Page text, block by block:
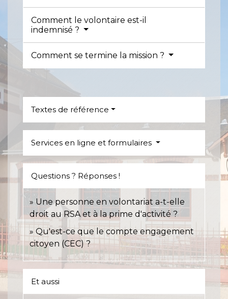
Comment le volontaire est-il
indemnisé ?
Comment se termine la mission ?
Textes de référence
Services en ligne et formulaires
Questions ? Réponses !
Une personne en volontariat a-t-elle
droit au RSA et à la prime d'activité ?
Qu'est-ce que le compte engagement
citoyen (CEC) ?
Et aussi